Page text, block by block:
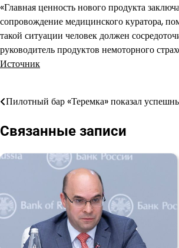
«Главная ценность нового продукта
сопровождение медицинского куратора,
такой ситуации человек должен
руководитель продуктов немоторного
Источник
Навигация
по
Пилотный бар «Теремка» показал
Связанные записи